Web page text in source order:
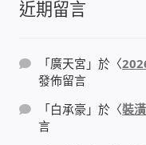
門禁安全控制
感應式門鎖、電子
近期留言
「廣天宮 」於〈
發佈留言
「白承豪 」於〈裝
言